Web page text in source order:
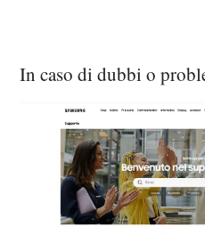
In caso di dubbi o